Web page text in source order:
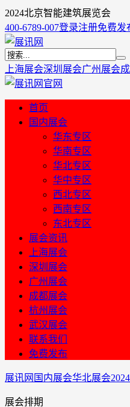
2024北京智能建筑展览会
400-6789-007登录注册免费发
上海展会深圳展会广州展会
首页
国内展会
华东专区
华南专区
华北专区
华中专区
西北专区
西南专区
东北专区
展会资讯
上海展会
深圳展会
广州展会
成都展会
杭州展会
武汉展会
联系我们
免费发布
展讯网 国内展会华北展会
展会排期